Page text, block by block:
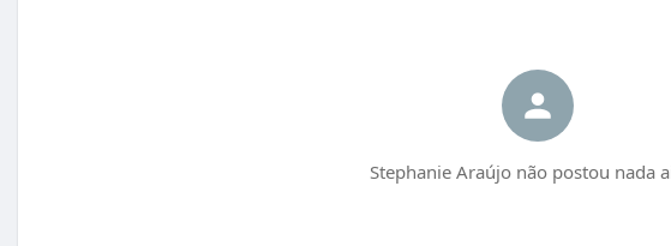
Stephanie Araújo não postou nada